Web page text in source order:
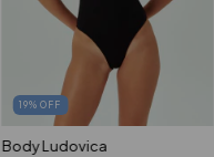
19%OFF
Body Ludovica